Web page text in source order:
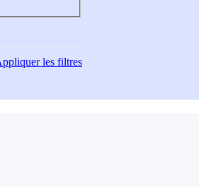
les filtres